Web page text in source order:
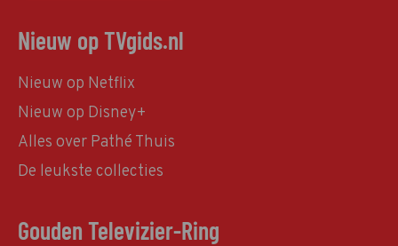
Nieuw op TVgids.nl
Nieuw op Netflix
Nieuw op Disney+
Alles over Pathé Thuis
De leukste collecties
Gouden Televizier-Ring